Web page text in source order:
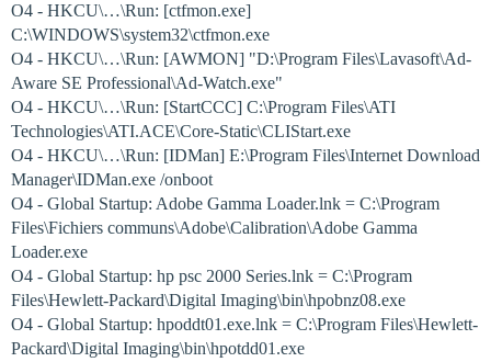
O4 - HKCU\…\Run: [ctfmon.exe]
C:\WINDOWS\system32\ctfmon.exe
O4 - HKCU\…\Run: [AWMON] "D:\Program Files\Lavasoft\Ad-
Aware SE Professional\Ad-Watch.exe"
O4 - HKCU\…\Run: [StartCCC] C:\Program Files\ATI
Technologies\ATI.ACE\Core-Static\CLIStart.exe
O4 - HKCU\…\Run: [IDMan] E:\Program Files\Internet Download
Manager\IDMan.exe /onboot
O4 - Global Startup: Adobe Gamma Loader.lnk = C:\Program
Files\Fichiers communs\Adobe\Calibration\Adobe Gamma
Loader.exe
O4 - Global Startup: hp psc 2000 Series.lnk = C:\Program
Files\Hewlett-Packard\Digital Imaging\bin\hpobnz08.exe
O4 - Global Startup: hpoddt01.exe.lnk = C:\Program Files\Hewlett-
Packard\Digital Imaging\bin\hpotdd01.exe